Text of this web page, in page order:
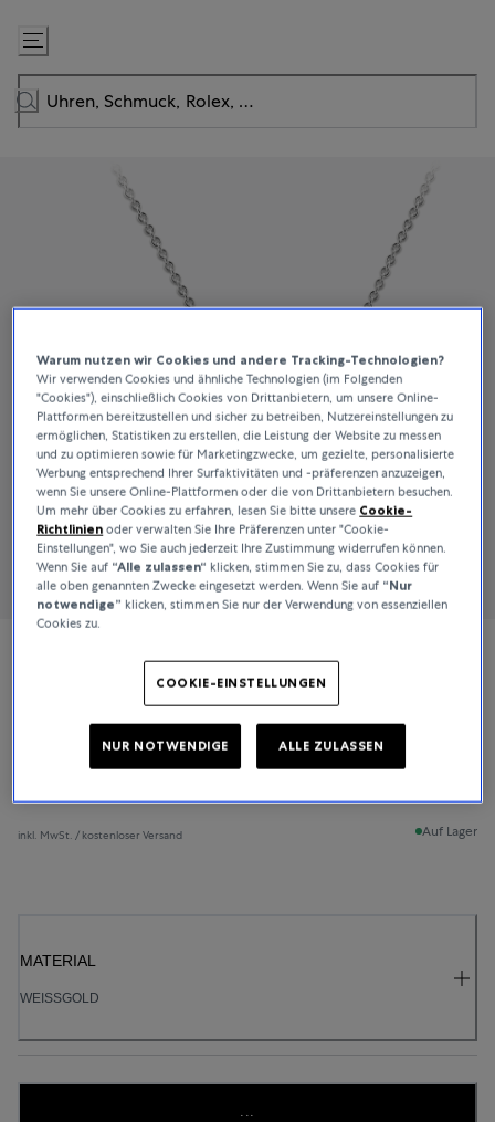
Zum
Inhalt
springen
Bucherer Fine Jewellery
inkl. MwSt. / kostenloser Versand Auf Lager
MATERIAL
WEISSGOLD
...
Warum nutzen wir Cookies und andere Tracking-Technologien?
Wir verwenden Cookies und ähnliche Technologien (im Folgenden
"Cookies"), einschließlich Cookies von Drittanbietern, um unsere Online-
Plattformen bereitzustellen und sicher zu betreiben, Nutzereinstellungen zu
ermöglichen, Statistiken zu erstellen, die Leistung der Website zu messen
und zu optimieren sowie für Marketingzwecke, um gezielte, personalisierte
Werbung entsprechend Ihrer Surfaktivitäten und -präferenzen anzuzeigen,
wenn Sie unsere Online-Plattformen oder die von Drittanbietern besuchen.
Um mehr über Cookies zu erfahren, lesen Sie bitte unsere Cookie-
Richtlinien oder verwalten Sie Ihre Präferenzen unter "Cookie-
Einstellungen", wo Sie auch jederzeit Ihre Zustimmung widerrufen können.
Wenn Sie auf “Alle zulassen“ klicken, stimmen Sie zu, dass Cookies für
alle oben genannten Zwecke eingesetzt werden. Wenn Sie auf “Nur
notwendige” klicken, stimmen Sie nur der Verwendung von essenziellen
Cookies zu.
COOKIE-EINSTELLUNGEN
NUR NOTWENDIGE ALLE ZULASSEN